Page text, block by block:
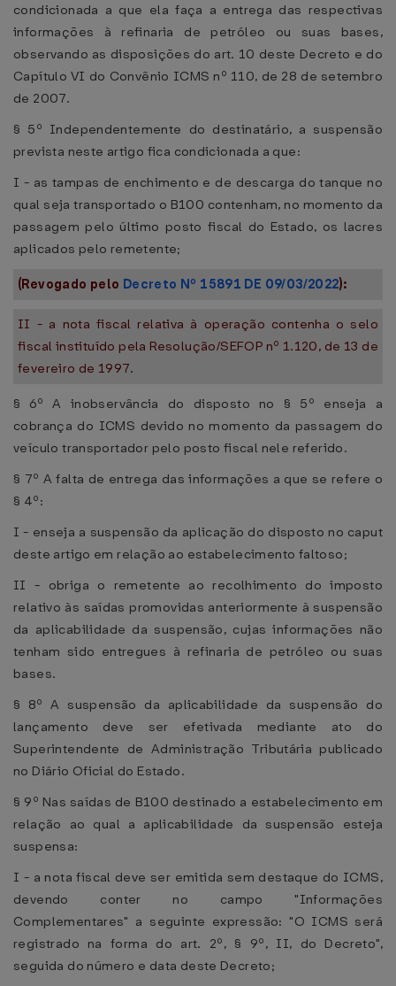
condicionada a que ela faça a entrega das respectivas
informações à refinaria de petróleo ou suas bases,
observando as disposições do art. 10 deste Decreto e do
Capítulo VI do Convênio ICMS nº 110, de 28 de setembro
de 2007.
§ 5º Independentemente do destinatário, a suspensão
prevista neste artigo fica condicionada a que:
I - as tampas de enchimento e de descarga do tanque no
qual seja transportado o B100 contenham, no momento da
passagem pelo último posto fiscal do Estado, os lacres
aplicados pelo remetente;
(Revogado pelo Decreto Nº 15891 DE 09/03/2022):
II - a nota fiscal relativa à operação contenha o selo
fiscal instituído pela Resolução/SEFOP nº 1.120, de 13 de
fevereiro de 1997.
§ 6º A inobservância do disposto no § 5º enseja a
cobrança do ICMS devido no momento da passagem do
veículo transportador pelo posto fiscal nele referido.
§ 7º A falta de entrega das informações a que se refere o
§ 4º:
I - enseja a suspensão da aplicação do disposto no caput
deste artigo em relação ao estabelecimento faltoso;
II - obriga o remetente ao recolhimento do imposto
relativo às saídas promovidas anteriormente à suspensão
da aplicabilidade da suspensão, cujas informações não
tenham sido entregues à refinaria de petróleo ou suas
bases.
§ 8º A suspensão da aplicabilidade da suspensão do
lançamento deve ser efetivada mediante ato do
Superintendente de Administração Tributária publicado
no Diário Oficial do Estado.
§ 9º Nas saídas de B100 destinado a estabelecimento em
relação ao qual a aplicabilidade da suspensão esteja
suspensa:
I - a nota fiscal deve ser emitida sem destaque do ICMS,
devendo conter no campo "Informações
Complementares" a seguinte expressão: "O ICMS será
registrado na forma do art. 2º, § 9º, II, do Decreto",
seguida do número e data deste Decreto;